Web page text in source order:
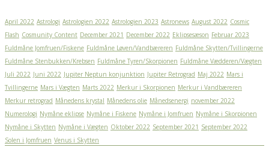
April 2022 Astrologi Astrologien 2022 Astrologien 2023 Astronews August 2022 Cosmic
Flash Cosmunity Content December 2021 December 2022 Eklipsesæson Februar 2023
Fuldmåne Jomfruen/Fiskene Fuldmåne Løven/Vandbæreren Fuldmåne Skytten/Tvillingerne
Fuldmåne Stenbukken/Krebsen Fuldmåne Tyren/Skorpionen Fuldmåne Vædderen/Vægten
Juli 2022 Juni 2022 Jupiter Neptun konjunktion Jupiter Retrograd Maj 2022 Mars i
Tvillingerne Mars i Vægten Marts 2022 Merkur i Skorpionen Merkur i Vandbæreren
Merkur retrograd Månedens krystal Månedens olie Månedsenergi november 2022
Numerologi Nymåne eklipse Nymåne i Fiskene Nymåne i Jomfruen Nymåne i Skorpionen
Nymåne i Skytten Nymåne i Vægten Oktober 2022 September 2021 September 2022
Solen i Jomfruen Venus i Skytten